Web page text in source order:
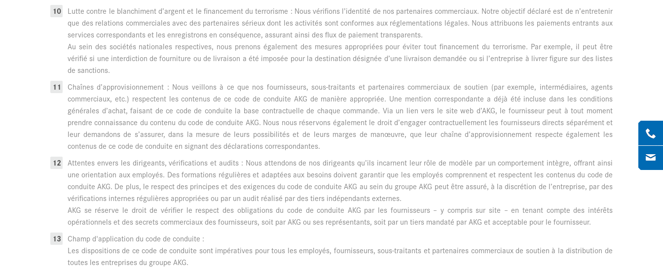
Lutte contre le blanchiment d’argent et le financement du terrorisme : Nous vérifions l’identité de nos partenaires commerciaux. Notre objectif déclaré est de n’entretenir
que des relations commerciales avec des partenaires sérieux dont les activités sont conformes aux réglementations légales. Nous attribuons les paiements entrants aux
services correspondants et les enregistrons en conséquence, assurant ainsi des flux de paiement transparents.
Au sein des sociétés nationales respectives, nous prenons également des mesures appropriées pour éviter tout financement du terrorisme. Par exemple, il peut être
vérifié si une interdiction de fourniture ou de livraison a été imposée pour la destination désignée d’une livraison demandée ou si l’entreprise à livrer figure sur des listes
de sanctions.
Chaînes d’approvisionnement : Nous veillons à ce que nos fournisseurs, sous-traitants et partenaires commerciaux de soutien (par exemple, intermédiaires, agents
commerciaux, etc.) respectent les contenus de ce code de conduite AKG de manière appropriée. Une mention correspondante a déjà été incluse dans les conditions
générales d’achat, faisant de ce code de conduite la base contractuelle de chaque commande. Via un lien vers le site web d’AKG, le fournisseur peut à tout moment
prendre connaissance du contenu du code de conduite AKG. Nous nous réservons également le droit d’engager contractuellement les fournisseurs directs séparément et
leur demandons de s’assurer, dans la mesure de leurs possibilités et de leurs marges de manœuvre, que leur chaîne d’approvisionnement respecte également les
contenus de ce code de conduite en signant des déclarations correspondantes.
Attentes envers les dirigeants, vérifications et audits : Nous attendons de nos dirigeants qu’ils incarnent leur rôle de modèle par un comportement intègre, offrant ainsi
une orientation aux employés. Des formations régulières et adaptées aux besoins doivent garantir que les employés comprennent et respectent les contenus du code de
conduite AKG. De plus, le respect des principes et des exigences du code de conduite AKG au sein du groupe AKG peut être assuré, à la discrétion de l’entreprise, par des
vérifications internes régulières appropriées ou par un audit réalisé par des tiers indépendants externes.
AKG se réserve le droit de vérifier le respect des obligations du code de conduite AKG par les fournisseurs – y compris sur site – en tenant compte des intérêts
opérationnels et des secrets commerciaux des fournisseurs, soit par AKG ou ses représentants, soit par un tiers mandaté par AKG et acceptable pour le fournisseur.
Champ d'application du code de conduite :
Les dispositions de ce code de conduite sont impératives pour tous les employés, fournisseurs, sous-traitants et partenaires commerciaux de soutien à la distribution de
toutes les entreprises du groupe AKG.